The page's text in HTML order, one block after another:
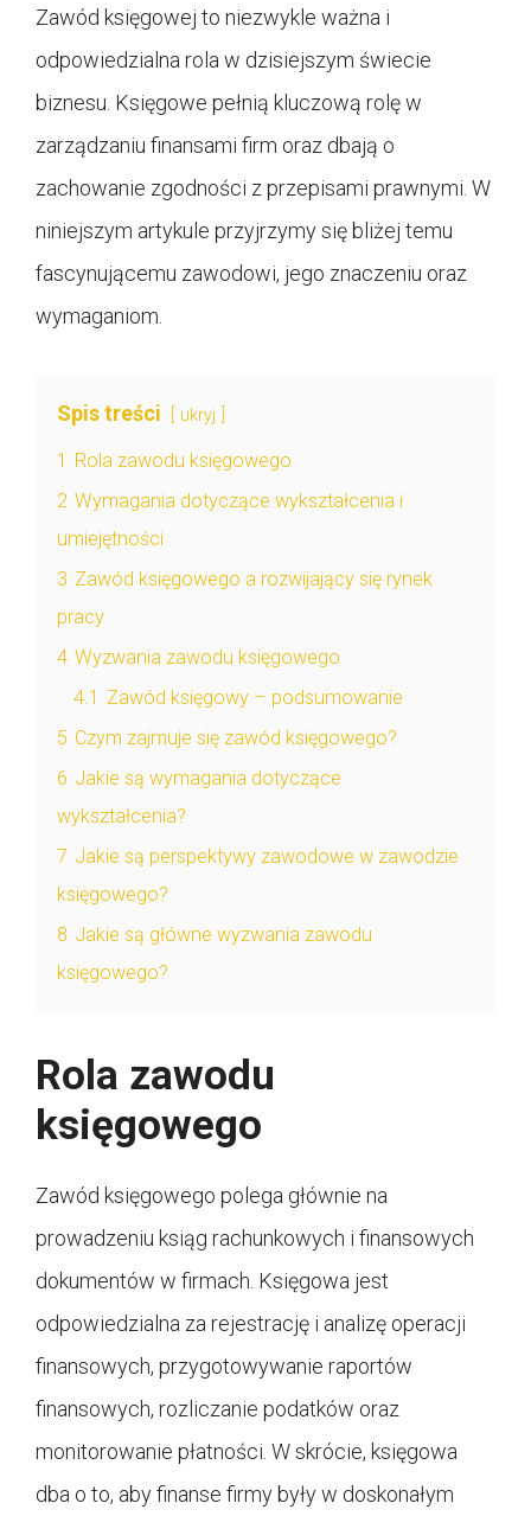
Zawód księgowej to niezwykle ważna i
odpowiedzialna rola w dzisiejszym świecie
biznesu. Księgowe pełnią kluczową rolę w
zarządzaniu finansami firm oraz dbają o
zachowanie zgodności z przepisami prawnymi. W
niniejszym artykule przyjrzymy się bliżej temu
fascynującemu zawodowi, jego znaczeniu oraz
wymaganiom.
Spis treści ukryj
1
Rola zawodu księgowego
2 Wymagania dotyczące wykształcenia i
umiejętności
3 Zawód księgowego a rozwijający się rynek
pracy
4 Wyzwania zawodu księgowego
4.1 Zawód księgowy – podsumowanie
5 Czym zajmuje się zawód księgowego?
6 Jakie są wymagania dotyczące
wykształcenia?
7 Jakie są perspektywy zawodowe w zawodzie
księgowego?
8 Jakie są główne wyzwania zawodu
księgowego?
Rola zawodu
księgowego
Zawód księgowego polega głównie na
prowadzeniu ksiąg rachunkowych i finansowych
dokumentów w firmach. Księgowa jest
odpowiedzialna za rejestrację i analizę operacji
finansowych, przygotowywanie raportów
finansowych, rozliczanie podatków oraz
monitorowanie płatności. W skrócie, księgowa
dba o to, aby finanse firmy były w doskonałym